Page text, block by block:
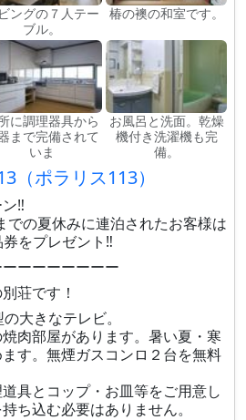
ングの７人テー
ブル。
椿の襖の和室です。
に調理器具から
まで完備されて
いま
お風呂と洗面。乾燥
機付き洗濯機も完
備。
（ポラリス113）
‼️
での夏休みに連泊されたお客様は
をプレゼント‼️
ーーーーーーー
荘です！
大きなテレビ。
肉部屋があります。暑い夏・寒
す。無煙ガスコンロ２台を無料
具とコップ・お皿等をご用意し
ち込む必要はありません。